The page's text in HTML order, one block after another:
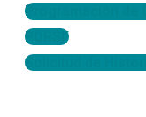
Programación de
PQRSF
Solicitud de